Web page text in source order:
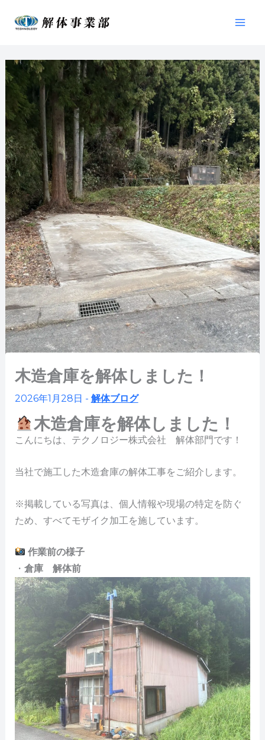
ス
キ
プ
木造倉庫を解体しました！
2026年1月28日 - 解体ブログ
木造倉庫を解体しました！
こんにちは、テクノロジー株式会社 解体部門です！
当社で施工した木造倉庫の解体工事をご紹介します。
※掲載している写真は、個人情報や現場の特定を防ぐ
ため、すべてモザイク加工を施しています。
作業前の様子
・ 倉庫 解体前